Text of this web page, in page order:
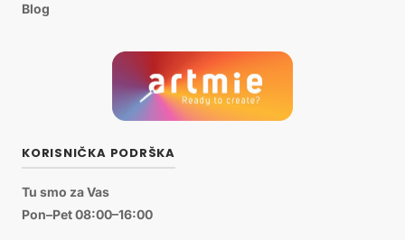
Blog
KORISNIČKA PODRŠKA
Tu smo za Vas
Pon–Pet 08:00–16:00